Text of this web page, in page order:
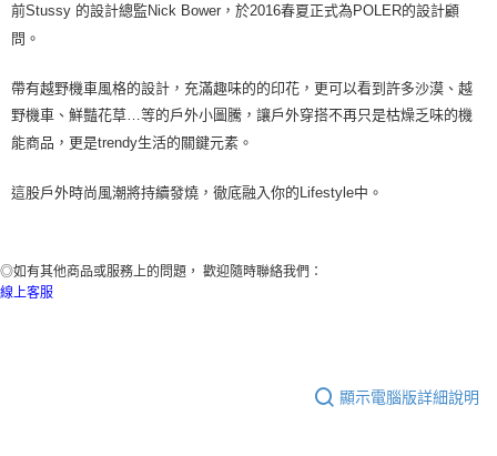
前Stussy 的設計總監Nick Bower ，於2016春夏正式為POLER的設計顧
問。
帶有越野機車風格的設計，充滿趣味的的印花，更可以看到許多沙漠、越
野機車、鮮豔花草…等的戶外小圖騰，讓戶外穿搭不再只是枯燥乏味的機
能商品，更是trendy生活的關鍵元素。
這股戶外時尚風潮將持續發燒，徹底融入你的 Lifestyle中 。
◎如有其他商品或服務上的問題， 歡迎隨時聯絡我們：
線上客服
顯示電腦版詳細說明